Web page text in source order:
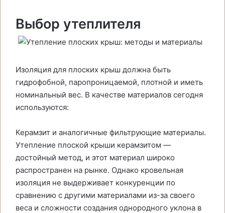
Выбор утеплителя
Изоляция для плоских крыш должна быть
гидрофобной, паропроницаемой, плотной и иметь
номинальный вес. В качестве материалов сегодня
используются:
Керамзит и аналогичные фильтрующие материалы.
Утепление плоской крыши керамзитом —
достойный метод, и этот материал широко
распространен на рынке. Однако кровельная
изоляция не выдерживает конкуренции по
сравнению с другими материалами из-за своего
веса и сложности создания однородного уклона в